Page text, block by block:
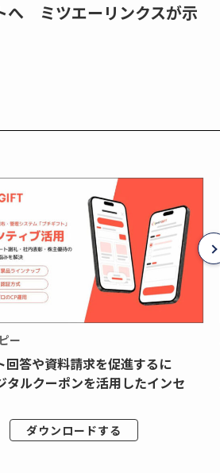
へ ミツエーリンクスが示
ー
回答や資料請求を促進するに
ルクーポンを活用したインセ
ダウンロードする